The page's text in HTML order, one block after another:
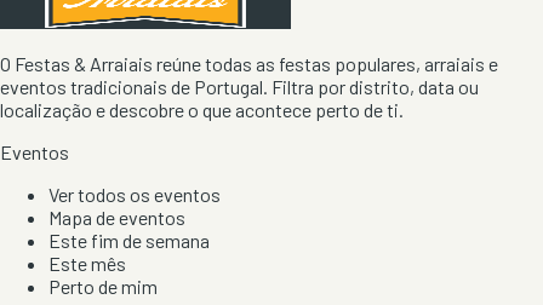
O Festas & Arraiais reúne todas as festas populares, arraiais e
eventos tradicionais de Portugal. Filtra por distrito, data ou
localização e descobre o que acontece perto de ti.
Eventos
Ver todos os eventos
Mapa de eventos
Este fim de semana
Este mês
Perto de mim